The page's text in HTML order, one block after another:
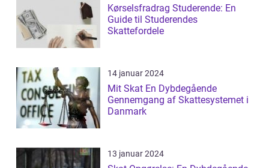
Kørselsfradrag Studerende: En
Guide til Studerendes
Skattefordele
14 januar 2024
Mit Skat En Dybdegående
Gennemgang af Skattesystemet i
Danmark
13 januar 2024